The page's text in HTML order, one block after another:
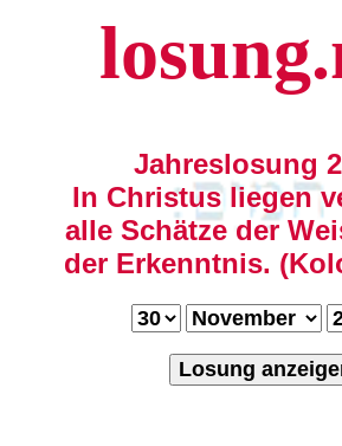
Jahreslosung
In Christus liegen
alle Schätze der
der Erkenntnis.
Losung